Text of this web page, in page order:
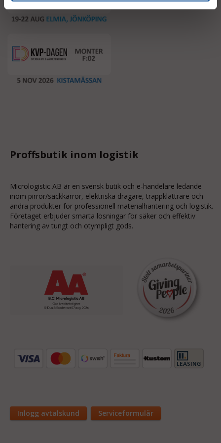
Proffsbutik inom logistik
Micrologistic AB är en svensk butik och e-handelare ledande
inom pirror/säckkärror, elektriska dragare, trappklättrare och
andra produkter för professionell materialhantering och logistik.
Företaget erbjuder smarta lösningar för säker och effektiv
hantering av tungt och otympligt gods.
Inlogg avtalskund Serviceformulär